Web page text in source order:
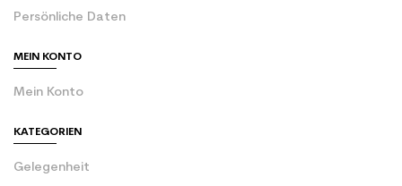
Persönliche Daten
MEIN KONTO
Mein Konto
KATEGORIEN
Gelegenheit